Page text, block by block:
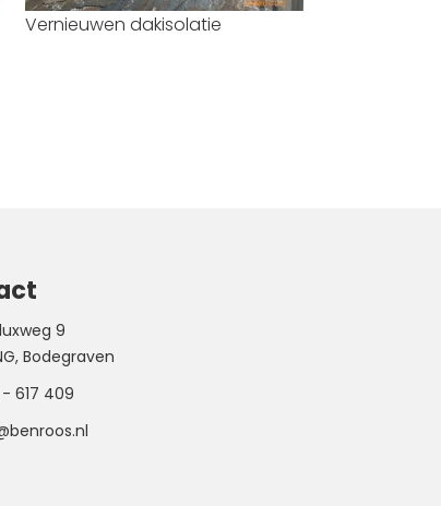
Vernieuwen dakisolatie
9
Bodegraven
- 617 409